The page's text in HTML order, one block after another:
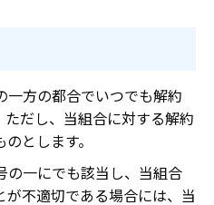
一方の都合でいつでも解約
だし、当組合に対する解約
とします。
の一にでも該当し、当組合
不適切である場合には、当